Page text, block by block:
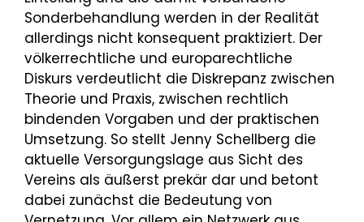
Sonderbehandlung werden in der Realität
allerdings nicht konsequent praktiziert. Der
völkerrechtliche und europarechtliche
Diskurs verdeutlicht die Diskrepanz zwischen
Theorie und Praxis, zwischen rechtlich
bindenden Vorgaben und der praktischen
Umsetzung. So stellt Jenny Schellberg die
aktuelle Versorgungslage aus Sicht des
Vereins als äußerst prekär dar und betont
dabei zunächst die Bedeutung von